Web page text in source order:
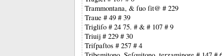
Trammontana, & ſuo ſit@ # 229
Traue # 49 # 39
Trigliſo # 24 75. # & # 107 # 9
Triuĳ # 229 # 30
Triſpaſtos # 257 # 4